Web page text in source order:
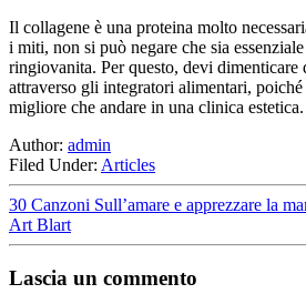
Il collagene è una proteina molto
i miti, non si può negare che sia
ringiovanita. Per questo, devi dimenticare
attraverso gli integratori alimentari, poiché
migliore che andare in una clinica estetica.
Author: admin
Filed Under: Articles
30 Canzoni Sull’amare e apprezzare la
Art Blart
Lascia un commento